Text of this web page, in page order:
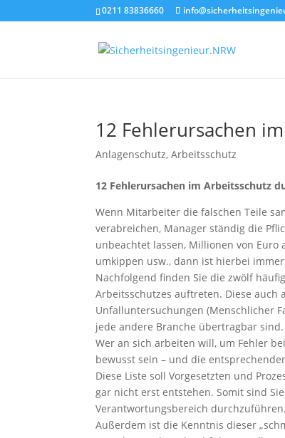
0211 83836660
12 Fehlerursachen
Anlagenschutz,Arbeitsschutz
12 Fehlerursachen im Arbeitsschutz
Wenn Mitarbeiter die falschen Teile
verabreichen, Manager ständig die
unbeachtet lassen, Millionen von
umkippen usw., dann ist hierbei
Nachfolgend finden Sie die zwölf
Arbeitsschutzes auftreten. Diese auch
Unfalluntersuchungen (Menschlicher
jede andere Branche übertragbar sind.
Wer an sich arbeiten will, um Fehler
bewusst sein – und die
Diese Liste soll Vorgesetzten und
gar nicht erst entstehen. Somit sind
Verantwortungsbereich durchzuführen.
Außerdem ist die Kenntnis dieser